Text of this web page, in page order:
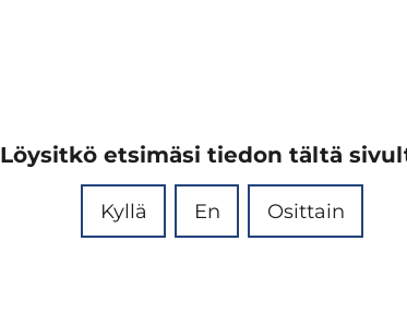
Löysitkö etsimäsi tiedon tältä
Kyllä En Osittain